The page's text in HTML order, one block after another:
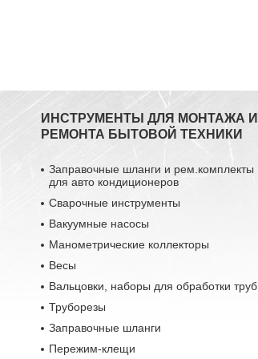
ИНСТРУМЕНТЫ ДЛЯ МОНТАЖА И
РЕМОНТА БЫТОВОЙ ТЕХНИКИ
Заправочные шланги и рем.комплекты
для авто кондиционеров
Сварочные инструменты
Вакуумные насосы
Манометрические коллекторы
Весы
Вальцовки, наборы для обработки труб
Труборезы
Заправочные шланги
Пережим-клещи